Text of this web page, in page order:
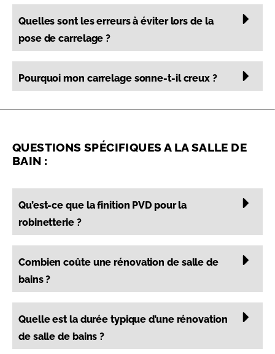
Quelles sont les erreurs à éviter lors de la
pose de carrelage ?
Pourquoi mon carrelage sonne-t-il creux ?
QUESTIONS SPÉCIFIQUES A LA SALLE DE
BAIN :
Qu’est-ce que la finition PVD pour la
robinetterie ?
Combien coûte une rénovation de salle de
bains ?
Quelle est la durée typique d’une rénovation
de salle de bains ?